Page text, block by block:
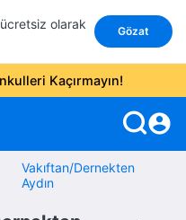
olarak
Gözat
Kaçırmayın!
account_circle
Vakıftan/Dernekten
Aydın